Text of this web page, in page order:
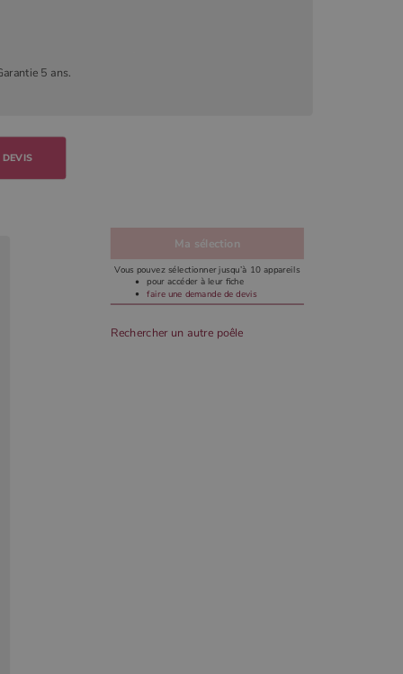
5 ans.
DEVIS
Ma sélection
Vous pouvez sélectionner jusqu’à 10 appareils
pour accéder à leur fiche
faire une demande de devis
Rechercher un autre poêle